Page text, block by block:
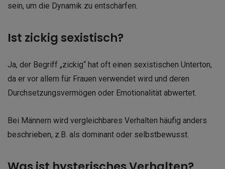
sein, um die Dynamik zu entschärfen.
Ist zickig sexistisch?
Ja, der Begriff „zickig“ hat oft einen sexistischen Unterton,
da er vor allem für Frauen verwendet wird und deren
Durchsetzungsvermögen oder Emotionalität abwertet.
Bei Männern wird vergleichbares Verhalten häufig anders
beschrieben, z.B. als dominant oder selbstbewusst.